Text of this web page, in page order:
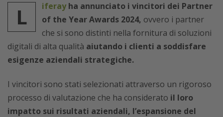
L iferayha annunciato i vincitori dei Partner
of the Year Awards 2024, ovvero i partner
che si sono distinti nella fornitura di soluzioni
digitali di alta qualità aiutando i clienti a soddisfare
esigenze aziendali strategiche.
I vincitori sono stati selezionati attraverso un rigoroso
processo di valutazione che ha considerato il loro
impatto sui risultati aziendali, l’espansione del